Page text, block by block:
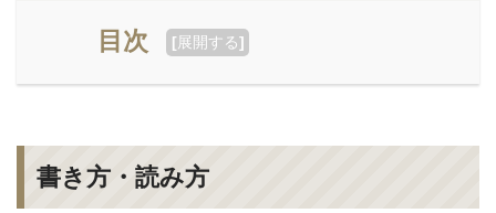
目次 [展開する]
書き方・読み方